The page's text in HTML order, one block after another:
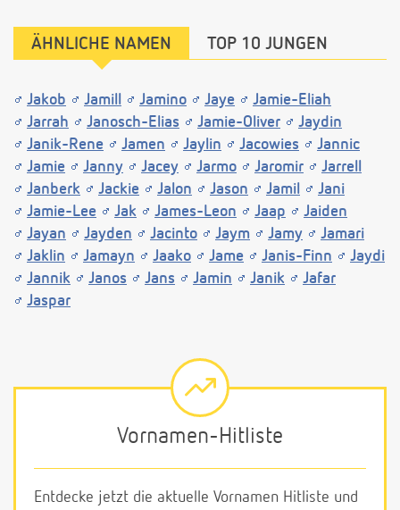
ÄHNLICHE NAMEN TOP 10 JUNGEN
Jakob Jamill Jamino Jaye
Jamie-Eliah
Jarrah
Janosch-Elias Jamie-Oliver
Jaydin
Janik-Rene
Jamen Jaylin Jacowies
Jannic
Jamie
Janny Jacey Jarmo Jaromir
Jarrell
Janberk
Jackie Jalon Jason Jamil
Jani
Jamie-Lee
Jak James-Leon Jaap
Jaiden
Jayan
Jayden Jacinto Jaym Jamy
Jamari
Jaklin
Jamayn Jaako Jame Janis-Finn
Jaydi
Jannik
Janos Jans Jamin Janik
Jafar
Jaspar
Vornamen-Hitliste
Entdecke jetzt die aktuelle Vornamen Hitliste und